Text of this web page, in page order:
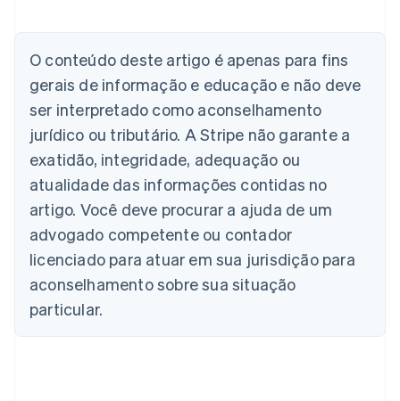
O conteúdo deste artigo é apenas para fins
gerais de informação e educação e não deve
ser interpretado como aconselhamento
jurídico ou tributário. A Stripe não garante a
exatidão, integridade, adequação ou
atualidade das informações contidas no
artigo. Você deve procurar a ajuda de um
advogado competente ou contador
licenciado para atuar em sua jurisdição para
aconselhamento sobre sua situação
particular.
Austrália
English
Áustria
DeutschEnglish
Bélgica
Brasil
PortuguêsEnglish
Bulgária
Canadá
EnglishFrançais
China continental
简体中文English
Chipre
English
Croácia
EnglishItaliano